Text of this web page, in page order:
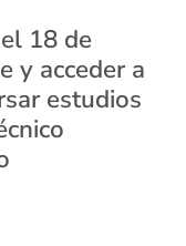
18 de
y acceder a
estudios